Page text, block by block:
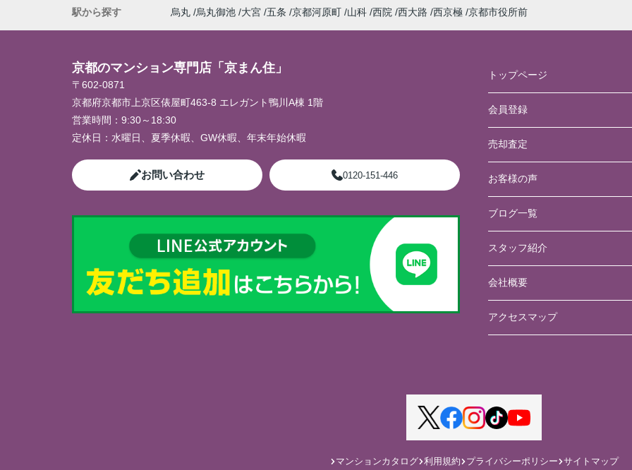
駅から探す
烏丸 烏丸御池 大宮 五条 京都河原町 山科 西院 西大路 西京極 京都市役所前
京都のマンション専門店「京まん住」
〒602-0871
京都府京都市上京区俵屋町463-8 エレガント鴨川A棟 1階
営業時間： 9:30～18:30
定休日： 水曜日、夏季休暇、GW休暇、年末年始休暇
お問い合わせ 0120-151-446
トップページ
会員登録
売却査定
お客様の声
ブログ一覧
スタッフ紹介
会社概要
アクセスマップ
マンションカタログ 利用規約 プライバシーポリシー サイトマップ